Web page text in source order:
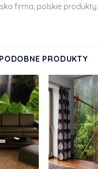
firma, polskie produkty.
PODOBNE PRODUKTY